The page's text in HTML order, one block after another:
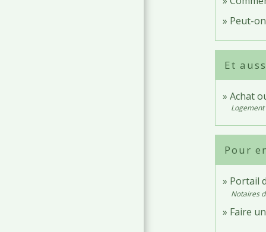
Peut-
Et
Achat
Logement
Pour
Portail
Notaires
Faire